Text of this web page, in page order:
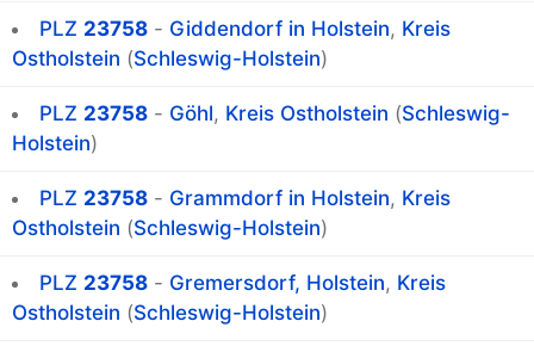
PLZ 23758 - Giddendorf in Holstein, Kreis
Ostholstein (Schleswig-Holstein)
PLZ 23758 - Göhl, Kreis Ostholstein (Schleswig-
Holstein)
PLZ 23758 - Grammdorf in Holstein, Kreis
Ostholstein (Schleswig-Holstein)
PLZ 23758 - Gremersdorf, Holstein, Kreis
Ostholstein (Schleswig-Holstein)